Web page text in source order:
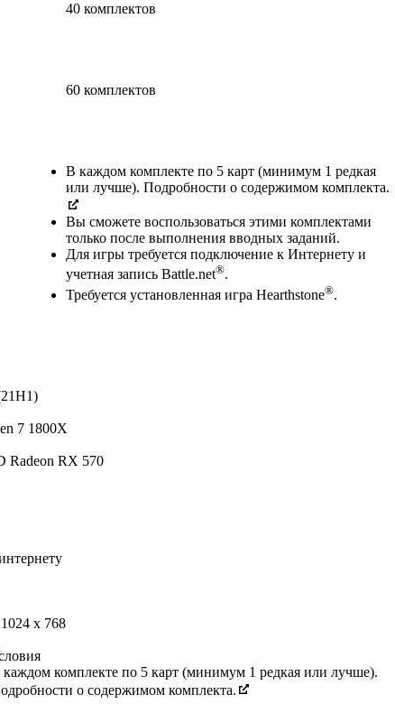
40 комплектов
60 комплектов
Available actions
В каждом комплекте по 5 карт (минимум 1 редкая
или лучше). Подробности о содержимом комплекта.
Вы сможете воспользоваться этими комплектами
только после выполнения вводных заданий.
Для игры требуется подключение к Интернету и
учетная запись Battle.net®.
Требуется установленная игра Hearthstone®.
7 1800X
Radeon RX 570
x 768
комплекте по 5 карт (минимум 1 редкая или лучше).
о содержимом комплекта.